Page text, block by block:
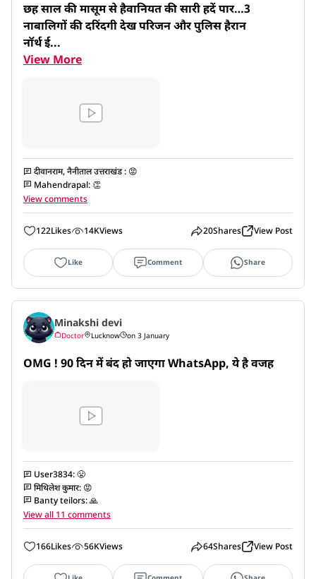
छह साल की मासूम से हैवानियत की सारी हदें पार…3
नाबालिगों की दरिंदगी देख परिजन और पुलिस हैरान
नॉर्थ ई...
View More
दीवानराम, नैनीताल उत्तराखंड: 😡
Mahendrapal:👏
View comments
122Likes 14KViews 20Shares View Post
Like Comment Share
Minakshi devi
Doctor Lucknow on 3 January
OMG ! 90 दिन में बंद हो जाएगा WhatsApp, ये है वजह
User3834:😤
मिथिलेश कुमार: 😡
Banty teilors:🙏
View all 11 comments
166Likes 56KViews 64Shares View Post